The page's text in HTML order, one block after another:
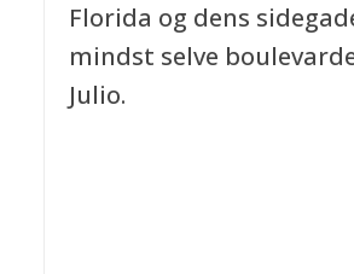
Florida og dens
mindst selve
Julio.